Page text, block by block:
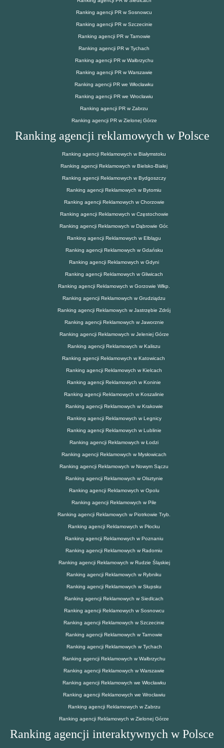
Ranking agencji PR w Sosnowcu
Ranking agencji PR w Szczecinie
Ranking agencji PR w Tarnowie
Ranking agencji PR w Tychach
Ranking agencji PR w Wałbrzychu
Ranking agencji PR w Warszawie
Ranking agencji PR we Włocławku
Ranking agencji PR we Wrocławiu
Ranking agencji PR w Zabrzu
Ranking agencji PR w Zielonej Górze
Ranking agencji reklamowych w Polsce
Ranking agencji Reklamowych w Białymstoku
Ranking agencji Reklamowych w Bielsko-Białej
Ranking agencji Reklamowych w Bydgoszczy
Ranking agencji Reklamowych w Bytomiu
Ranking agencji Reklamowych w Chorzowie
Ranking agencji Reklamowych w Częstochowie
Ranking agencji Reklamowych w Dąbrowie Gór.
Ranking agencji Reklamowych w Elblągu
Ranking agencji Reklamowych w Gdańsku
Ranking agencji Reklamowych w Gdyni
Ranking agencji Reklamowych w Gliwicach
Ranking agencji Reklamowych w Gorzowie Wlkp.
Ranking agencji Reklamowych w Grudziądzu
Ranking agencji Reklamowych w Jastrzębie Zdrój
Ranking agencji Reklamowych w Jaworznie
Ranking agencji Reklamowych w Jeleniej Górze
Ranking agencji Reklamowych w Kaliszu
Ranking agencji Reklamowych w Katowicach
Ranking agencji Reklamowych w Kielcach
Ranking agencji Reklamowych w Koninie
Ranking agencji Reklamowych w Koszalinie
Ranking agencji Reklamowych w Krakowie
Ranking agencji Reklamowych w Legnicy
Ranking agencji Reklamowych w Lublinie
Ranking agencji Reklamowych w Łodzi
Ranking agencji Reklamowych w Mysłowicach
Ranking agencji Reklamowych w Nowym Sączu
Ranking agencji Reklamowych w Olsztynie
Ranking agencji Reklamowych w Opolu
Ranking agencji Reklamowych w Pile
Ranking agencji Reklamowych w Piotrkowie Tryb.
Ranking agencji Reklamowych w Płocku
Ranking agencji Reklamowych w Poznaniu
Ranking agencji Reklamowych w Radomiu
Ranking agencji Reklamowych w Rudzie Śląskiej
Ranking agencji Reklamowych w Rybniku
Ranking agencji Reklamowych w Słupsku
Ranking agencji Reklamowych w Siedlcach
Ranking agencji Reklamowych w Sosnowcu
Ranking agencji Reklamowych w Szczecinie
Ranking agencji Reklamowych w Tarnowie
Ranking agencji Reklamowych w Tychach
Ranking agencji Reklamowych w Wałbrzychu
Ranking agencji Reklamowych w Warszawie
Ranking agencji Reklamowych we Włocławku
Ranking agencji Reklamowych we Wrocławiu
Ranking agencji Reklamowych w Zabrzu
Ranking agencji Reklamowych w Zielonej Górze
Ranking agencji interaktywnych w Polsce